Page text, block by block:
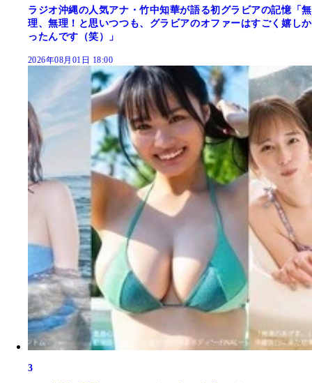
ラジオ沖縄の人気アナ・竹中知華が語る初グラビアの記憶「無
理、無理！と思いつつも、グラビアのオファーはすごく嬉しか
ったんです（笑）」
2026年08月01日 18:00
3